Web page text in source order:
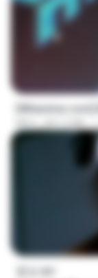
[Witanime.com]
MP4 847.2 MB
꽃섬.avi